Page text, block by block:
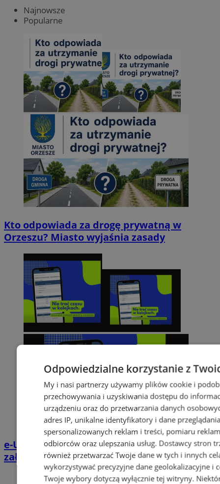
Najnowsze
Popularne
Kto odpowiada za drogę prywatną w
Orzeszu? Miasto wyjaśnia zasady
e-Urząd Miasta Orzesze. Podatki i opłaty
załatwisz online
Odpowiedzialne korzystanie z
My i nasi partnerzy używamy plików cookie i
przechowywania i uzyskiwania dostępu do
urządzeniu oraz do przetwarzania danych
adres IP, unikalne identyfikatory i dane
spersonalizowanych reklam i treści, pomiaru
odbiorców oraz ulepszania usług. Dostawcy stron
również przetwarzać Twoje dane w tych i innych
wykorzystywać precyzyjne dane geolokalizacyjne i
Twoje wybory dotyczą wyłącznie tej witryny.